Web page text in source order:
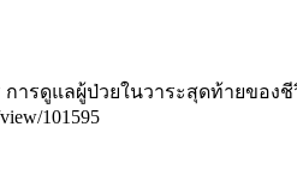
ผู้ป่วยในวาระสุดท้ายของชีวิต. J
101595